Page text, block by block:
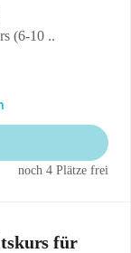
(6-10 ..
noch 4 Plätze frei
für